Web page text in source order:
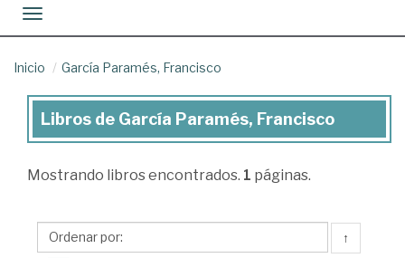
Toggle navigation
Inicio García Paramés, Francisco
Libros
García
Francisco
Libros de García Paramés, Francisco
Mostrando libros encontrados. 1 páginas.
↑